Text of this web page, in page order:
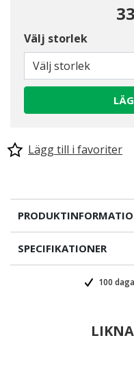
Välj storlek
Välj storlek
Lägg till i favoriter
SPECIFIKATIONER
100